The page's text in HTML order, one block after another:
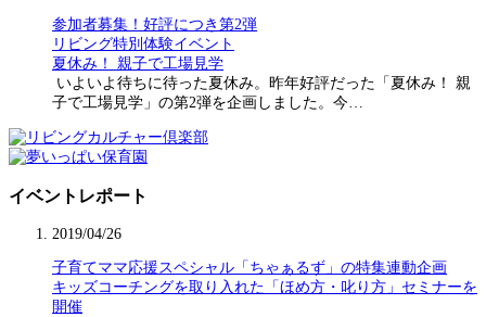
参加者募集！好評につき第2弾
リビング特別体験イベント
夏休み！ 親子で工場見学
いよいよ待ちに待った夏休み。昨年好評だった「夏休み！ 親
子で工場見学」の第2弾を企画しました。今…
イベントレポート
2019/04/26
子育てママ応援スペシャル「ちゃぁるず」の特集連動企画
キッズコーチングを取り入れた「ほめ方・叱り方」セミナーを
開催